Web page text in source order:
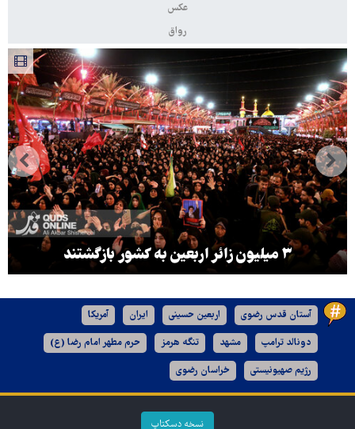
عکس
رواق
۳ میلیون زائر اربعین به کشور بازگشتند
آستان قدس رضوی اربعین حسینی ایران آمریکا
دونالد ترامپ مشهد تنگه هرمز حرم مطهر امام رضا (ع)
رژیم صهیونیستی خراسان رضوی
نسخه دسکتاپ